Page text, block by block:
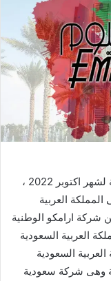
ارمكو تكشف عن اسعار البنزين فى السعودية لشهر اكتوبر 2022 ،
العربية
لعام 2022 المعلنة من شركة ارامكو الوطنية
العربية السعودية
السعودية
وهى شركة سعودية